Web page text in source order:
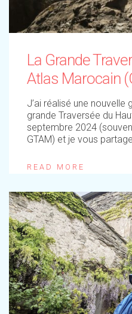
La Grande
Atlas Marocain
J’ai réalisé une nouvelle
grande Traversée du
septembre 2024
GTAM) et je vous
READ MORE